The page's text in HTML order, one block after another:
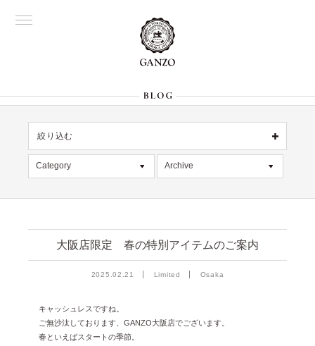
絞り込む
OFFICIAL 銀座
Director's
Category
デッドストック
在庫情報
入荷情報
雑誌掲載
Archive
2026年6月 [2]
大阪店限定 春の特別アイテムのご案内
2025.02.21 Limited Osaka
キャッシュレスですね。
ご無沙汰しております、GANZO大阪店でございます。
春といえばスタートの季節。